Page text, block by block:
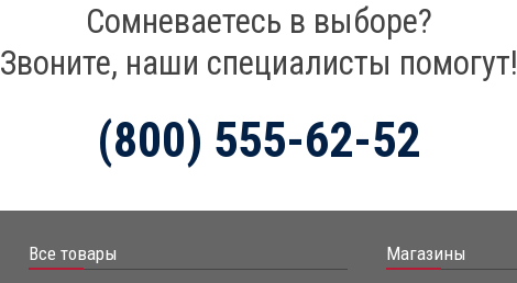
Сомневаетесь в выборе?
Звоните, наши специалисты помогут!
(800) 555-62-52
Все товары Магазины